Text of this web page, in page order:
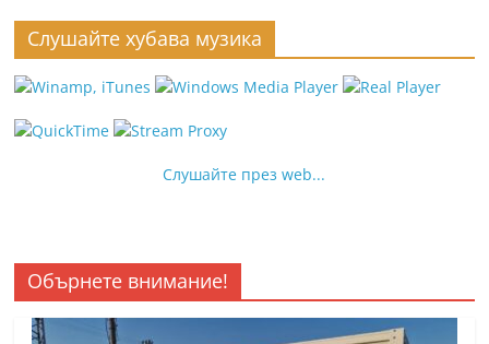
Слушайте хубава музика
Слушайте през web...
Обърнете внимание!